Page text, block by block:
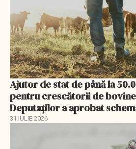
Ajutor de stat de până la
pentru crescătorii de
Deputaților a aprobat
31 IULIE 2026